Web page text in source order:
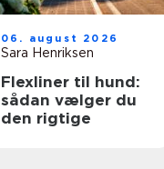
06. august 2026
Sara Henriksen
Flexliner til hund:
sådan vælger du
den rigtige